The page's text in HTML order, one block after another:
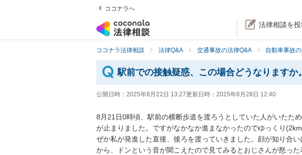
ココナラへ
法律相談を投
ココナラ法律相談 法律Q&A 交通事故の法律Q&A 自動車事故
駅前での接触疑惑、この場合どうなりますか。
公開日時： 2025年8月22日 13:27更新日時： 2025年8月28日 12:40
8月21日0時頃、駅前の横断歩道を渡ろうとしていた人がいたた
が止まりました。ですがなかなか進まなかったのでゆっくり
ぜか私が発進した直後、後ろを渡っていきました。顔が知り合
から、ドンという音が聞こえたので見てみるとおじさんが怒っ